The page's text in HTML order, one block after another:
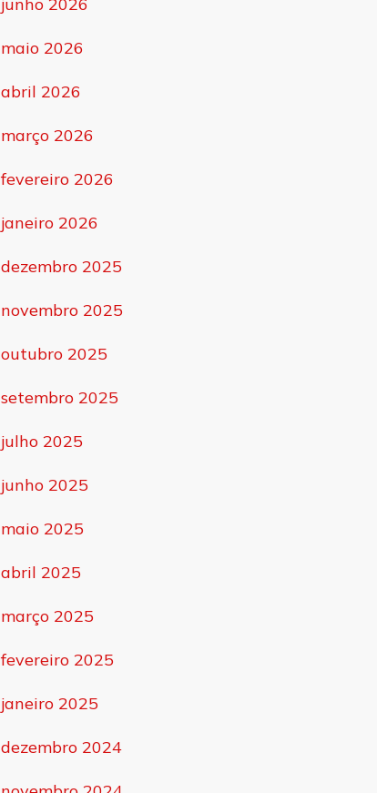
maio 2026
abril 2026
março 2026
fevereiro 2026
janeiro 2026
dezembro 2025
novembro 2025
outubro 2025
setembro 2025
julho 2025
junho 2025
maio 2025
abril 2025
março 2025
fevereiro 2025
janeiro 2025
dezembro 2024